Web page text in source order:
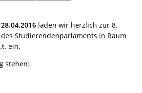
laden wir herzlich zur 8.
Studierendenparlaments in Raum
ein.
stehen: